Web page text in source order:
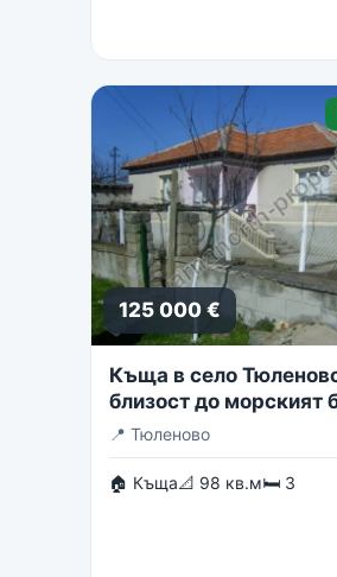
125 000 €
Къща в село
близост до морският
📍 Тюленово
🏠 Къща📐 98 кв.м🛏 3